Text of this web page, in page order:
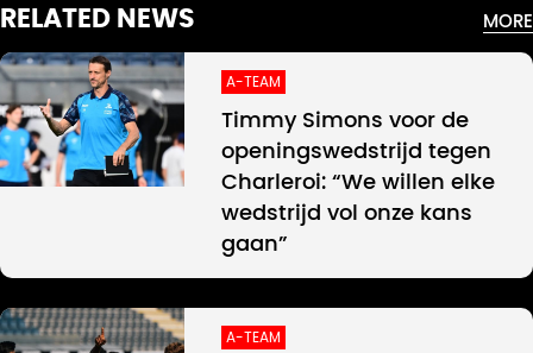
RELATED NEWS MORE
A-TEAM
Timmy Simons voor de
openingswedstrijd tegen
Charleroi: “We willen elke
wedstrijd vol onze kans
gaan”
A-TEAM